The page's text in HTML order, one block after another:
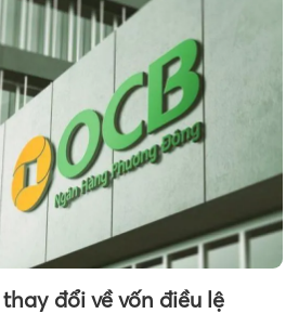
đổi về vốn điều lệ